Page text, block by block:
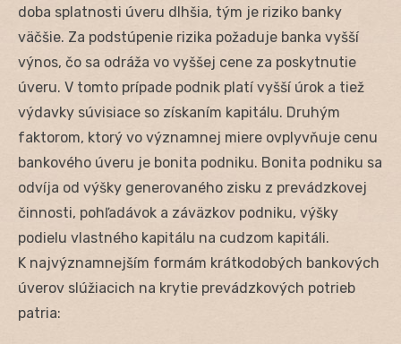
doba splatnosti úveru dlhšia, tým je riziko banky
väčšie. Za podstúpenie rizika požaduje banka vyšší
výnos, čo sa odráža vo vyššej cene za poskytnutie
úveru. V tomto prípade podnik platí vyšší úrok a tiež
výdavky súvisiace so získaním kapitálu. Druhým
faktorom, ktorý vo významnej miere ovplyvňuje cenu
bankového úveru je bonita podniku. Bonita podniku sa
odvíja od výšky generovaného zisku z prevádzkovej
činnosti, pohľadávok a záväzkov podniku, výšky
podielu vlastného kapitálu na cudzom kapitáli.
K najvýznamnejším formám krátkodobých bankových
úverov slúžiacich na krytie prevádzkových potrieb
patria: